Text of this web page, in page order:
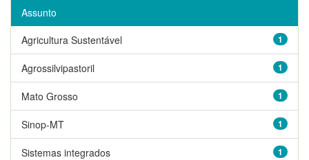
Assunto
1
Agricultura Sustentável
1
Agrossilvipastoril
1
Mato Grosso
1
Sinop-MT
1
Sistemas integrados